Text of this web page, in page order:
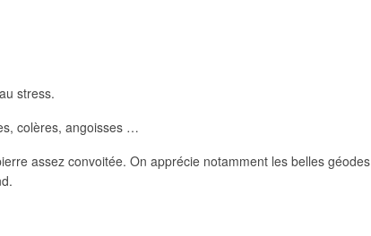
stress.
colères, angoisses …
assez convoitée. On apprécie notamment les belles géodes